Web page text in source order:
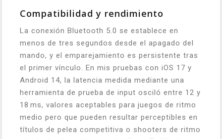
Compatibilidad y rendimiento
La conexión Bluetooth 5.0 se establece en
menos de tres segundos desde el apagado del
mando, y el emparejamiento es persistente tras
el primer vínculo. En mis pruebas con iOS 17 y
Android 14, la latencia medida mediante una
herramienta de prueba de input osciló entre 12 y
18 ms, valores aceptables para juegos de ritmo
medio pero que pueden resultar perceptibles en
títulos de pelea competitiva o shooters de ritmo